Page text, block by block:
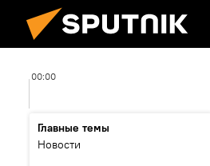
00:00
Главные темы
Новости